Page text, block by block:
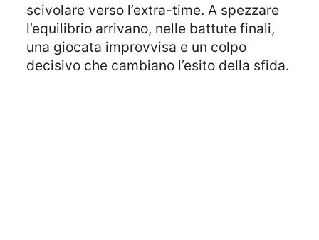
scivolare verso l’extra-time. A spezzare
l’equilibrio arrivano, nelle battute finali,
una giocata improvvisa e un colpo
decisivo che cambiano l’esito della sfida.